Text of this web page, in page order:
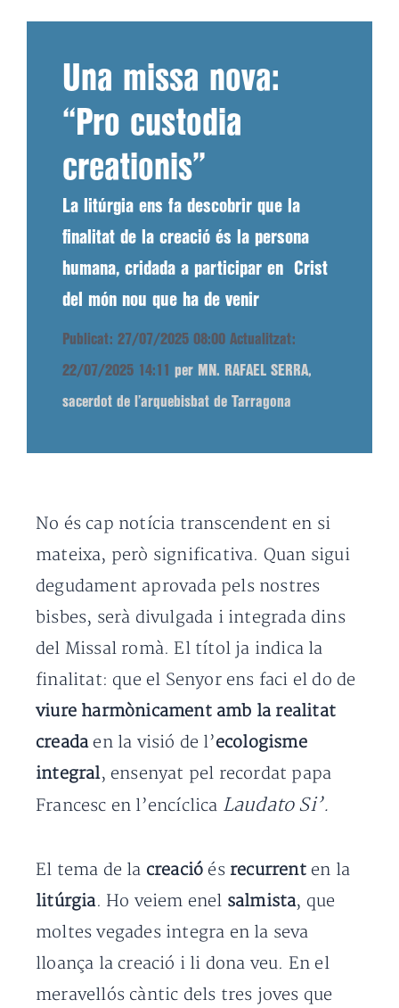
Una missa nova:
“Pro custodia
creationis”
La litúrgia ens fa descobrir que la
finalitat de la creació és la persona
humana, cridada a participar en Crist
del món nou que ha de venir
Publicat: 27/07/2025 08:00 Actualitzat:
22/07/2025 14:11 per MN. RAFAEL SERRA,
sacerdot de l’arquebisbat de Tarragona
No és cap notícia transcendent en si
mateixa, però significativa. Quan sigui
degudament aprovada pels nostres
bisbes, serà divulgada i integrada dins
del Missal romà. El títol ja indica la
finalitat: que el Senyor ens faci el do de
viure harmònicament amb la realitat
creadaen la visió de l’ecologisme
integral, ensenyat pel recordat papa
Francesc en l’encíclica Laudato Si’.
El tema de la creació és recurrent en la
litúrgia. Ho veiem enel salmista, que
moltes vegades integra en la seva
lloança la creació i li dona veu. En el
meravellós càntic dels tres joves que